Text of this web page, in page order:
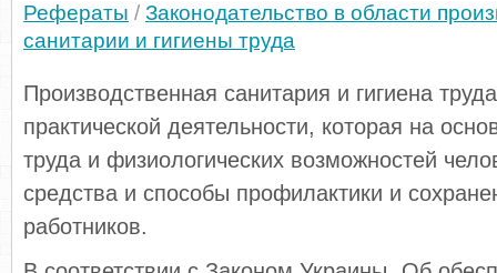
Рефераты / Законодательство в области
санитарии и гигиены труда
Производственная санитария и гигиена
практической деятельности, которая на
труда и физиологических возможностей
средства и способы профилактики и
работников.